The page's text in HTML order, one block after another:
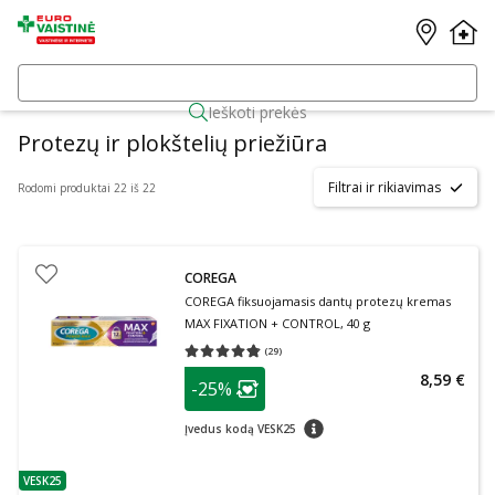
Ieškoti prekės
Protezų ir plokštelių priežiūra
Rodomi produktai 22 iš 22 Filtrai ir rikiavimas
patarimas
VESK25
COREGA
COREGA fiksuojamasis dantų protezų kremas
MAX FIXATION + CONTROL, 40 g
(29)
Vidutinis įvertinimas 4.76
patarimas
Lojalumo klubo narių nuolaida
-25%
Įvedus kodą VESK25 patarimas
8,59 €